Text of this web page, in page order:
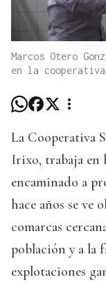
Marcos Otero
en la cooperativa.
La Cooperativa
Irixo, trabaja en
encaminado a
hace años se ve
comarcas
población y a la
explotaciones